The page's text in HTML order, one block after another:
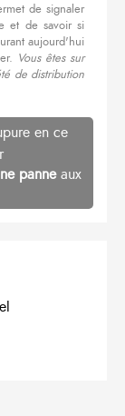
de signaler
et de savoir si
aujourd'hui
Vous êtes sur
de distribution
en ce
panneaux